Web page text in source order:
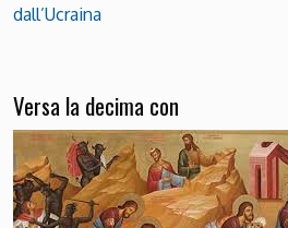
dall’Ucraina
Versa la decima con